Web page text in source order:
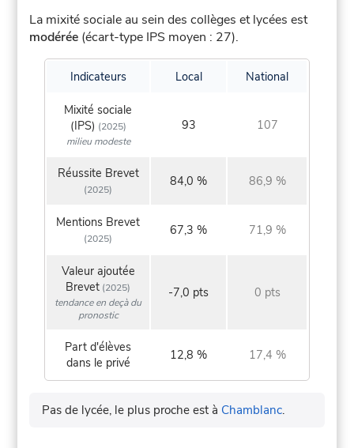
La mixité sociale au sein des collèges et lycées est
modérée (écart-type IPS moyen : 27).
Indicateurs Local National
Mixité sociale
(IPS) (2025)
milieu modeste
93 107
Réussite Brevet
(2025)
84,0 % 86,9 %
Mentions Brevet
(2025)
67,3 % 71,9 %
Valeur ajoutée
Brevet (2025)
tendance en deçà du
pronostic
-7,0 pts 0 pts
Part d'élèves
dans le privé
12,8 % 17,4 %
Pas de lycée, le plus proche est à Chamblanc.